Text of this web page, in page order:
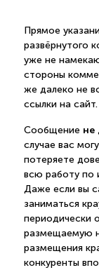
Прямое
развёрнутого
уже не
стороны
же далеко не
ссылки на сайт.
Сообщение не
случае вас
потеряете
всю работу по
Даже если вы
заниматься
периодически
размещаемую
размещения
конкуренты